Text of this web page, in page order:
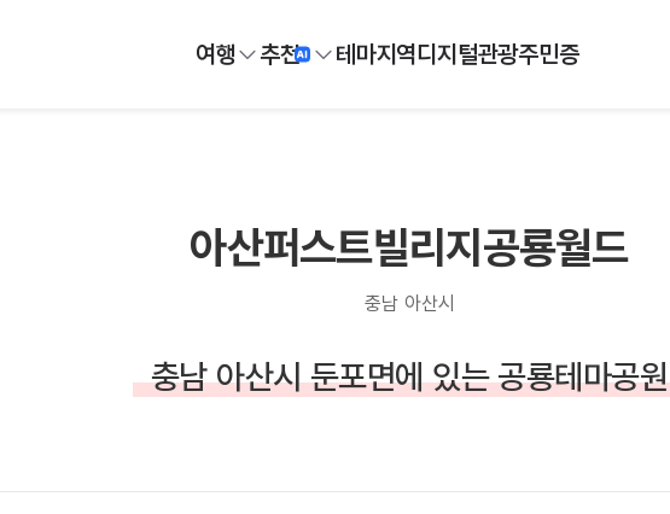
여행 추천 테마지역디지털관광주민증
아산퍼스트빌리지공룡월드
충남 아산시
충남 아산시 둔포면에 있는 공룡테마공원